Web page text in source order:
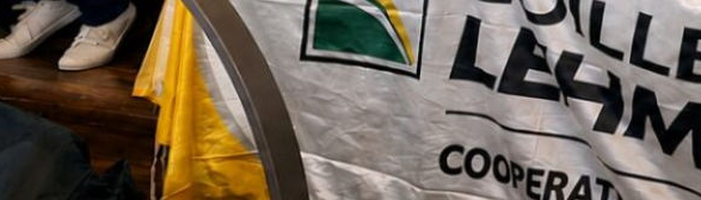
el interés del productor por invertir en genética
de sus rodeos.
de Consignación de Hacienda de la Lehmann, volvió
en cada detalle, generando un espacio
y vendedores.